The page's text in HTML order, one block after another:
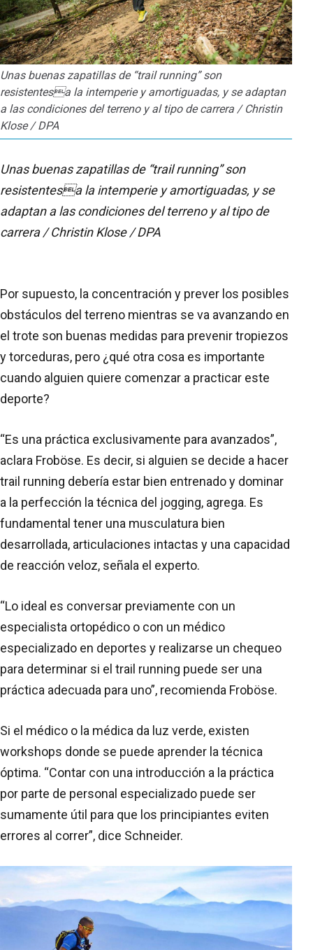
Unas buenas zapatillas de “trail running” son
resistentesa la intemperie y amortiguadas, y se adaptan
a las condiciones del terreno y al tipo de carrera / Christin
Klose / DPA
Unas buenas zapatillas de “trail running” son
resistentesa la intemperie y amortiguadas, y se
adaptan a las condiciones del terreno y al tipo de
carrera / Christin Klose / DPA
Por supuesto, la concentración y prever los posibles
obstáculos del terreno mientras se va avanzando en
el trote son buenas medidas para prevenir tropiezos
y torceduras, pero ¿qué otra cosa es importante
cuando alguien quiere comenzar a practicar este
deporte?
“Es una práctica exclusivamente para avanzados”,
aclara Froböse. Es decir, si alguien se decide a hacer
trail running debería estar bien entrenado y dominar
a la perfección la técnica del jogging, agrega. Es
fundamental tener una musculatura bien
desarrollada, articulaciones intactas y una capacidad
de reacción veloz, señala el experto.
“Lo ideal es conversar previamente con un
especialista ortopédico o con un médico
especializado en deportes y realizarse un chequeo
para determinar si el trail running puede ser una
práctica adecuada para uno”, recomienda Froböse.
Si el médico o la médica da luz verde, existen
workshops donde se puede aprender la técnica
óptima. “Contar con una introducción a la práctica
por parte de personal especializado puede ser
sumamente útil para que los principiantes eviten
errores al correr”, dice Schneider.